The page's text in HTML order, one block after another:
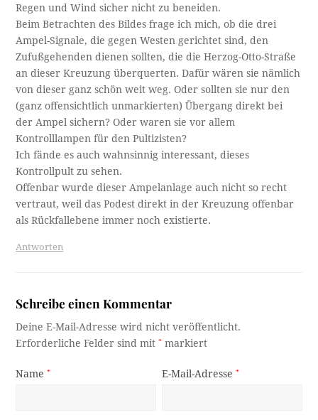
Regen und Wind sicher nicht zu beneiden.
Beim Betrachten des Bildes frage ich mich, ob die drei
Ampel-Signale, die gegen Westen gerichtet sind, den
Zufußgehenden dienen sollten, die die Herzog-Otto-Straße
an dieser Kreuzung überquerten. Dafür wären sie nämlich
von dieser ganz schön weit weg. Oder sollten sie nur den
(ganz offensichtlich unmarkierten) Übergang direkt bei
der Ampel sichern? Oder waren sie vor allem
Kontrolllampen für den Pultizisten?
Ich fände es auch wahnsinnig interessant, dieses
Kontrollpult zu sehen.
Offenbar wurde dieser Ampelanlage auch nicht so recht
vertraut, weil das Podest direkt in der Kreuzung offenbar
als Rückfallebene immer noch existierte.
Antworten
Schreibe einen Kommentar
Deine E-Mail-Adresse wird nicht veröffentlicht.
Erforderliche Felder sind mit* markiert
Name* E-Mail-Adresse*